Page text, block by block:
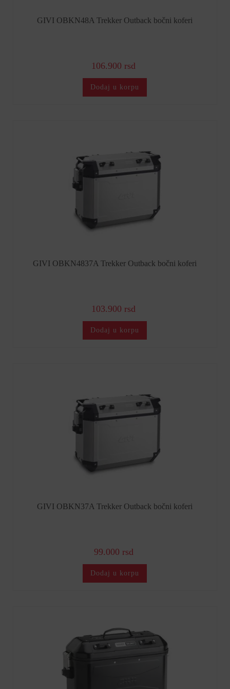
GIVI OBKN48A Trekker Outback bočni koferi
106.900 rsd
Dodaj u korpu
GIVI OBKN4837A Trekker Outback bočni koferi
103.900 rsd
Dodaj u korpu
GIVI OBKN37A Trekker Outback bočni koferi
99.000 rsd
Dodaj u korpu